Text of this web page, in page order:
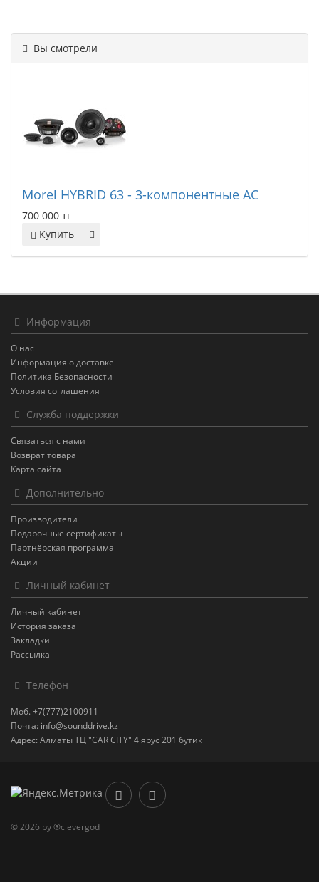
Вы смотрели
Morel HYBRID 63 - 3-компонентные АС
700 000 тг
Купить
Информация
О нас
Информация о доставке
Политика Безопасности
Условия соглашения
Служба поддержки
Связаться с нами
Возврат товара
Карта сайта
Дополнительно
Производители
Подарочные сертификаты
Партнёрская программа
Акции
Личный кабинет
Личный кабинет
История заказа
Закладки
Рассылка
Телефон
Моб. +7(777)2100911
Почта: info@sounddrive.kz
Адрес: Алматы ТЦ "CAR CITY" 4 ярус 201 бутик
© 2026 by ®clevergod